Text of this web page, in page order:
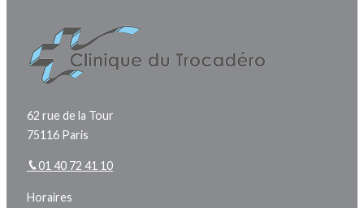
62 rue de la Tour
75116 Paris
01 40 72 41 10
Horaires